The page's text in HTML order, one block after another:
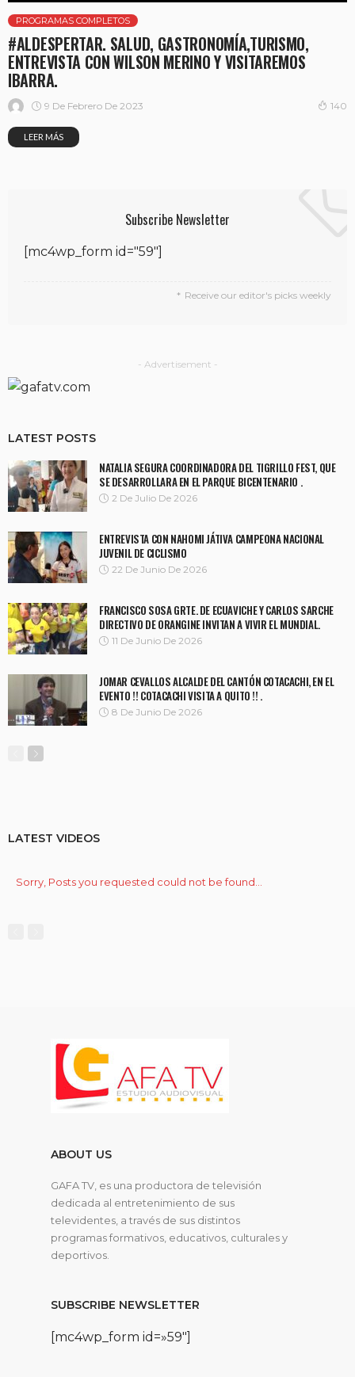
PROGRAMAS COMPLETOS
#ALDESPERTAR. SALUD, GASTRONOMÍA,TURISMO,
ENTREVISTA CON WILSON MERINO Y VISITAREMOS
IBARRA.
9 De Febrero De 2023 140
LEER MÁS
Subscribe Newsletter
[mc4wp_form id="59"]
Receive our editor's picks weekly
- Advertisement -
LATEST POSTS
NATALIA SEGURA COORDINADORA DEL TIGRILLO FEST, QUE
SE DESARROLLARA EN EL PARQUE BICENTENARIO .
2 De Julio De 2026
ENTREVISTA CON NAHOMI JÁTIVA CAMPEONA NACIONAL
JUVENIL DE CICLISMO
22 De Junio De 2026
FRANCISCO SOSA GRTE. DE ECUAVICHE Y CARLOS SARCHE
DIRECTIVO DE ORANGINE INVITAN A VIVIR EL MUNDIAL.
11 De Junio De 2026
JOMAR CEVALLOS ALCALDE DEL CANTÓN COTACACHI, EN EL
EVENTO !! COTACACHI VISITA A QUITO !! .
8 De Junio De 2026
LATEST VIDEOS
Sorry, Posts you requested could not be found...
ABOUT US
GAFA TV, es una productora de televisión
dedicada al entretenimiento de sus
televidentes, a través de sus distintos
programas formativos, educativos, culturales y
deportivos.
SUBSCRIBE NEWSLETTER
[mc4wp_form id=»59″]